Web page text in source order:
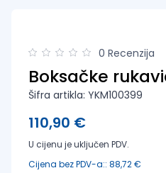
0 Recenzija
Boksačke
Šifra artikla: YKM100399
110,90 €
U cijenu je uključen PDV.
Cijena bez PDV-a:: 88,72 €